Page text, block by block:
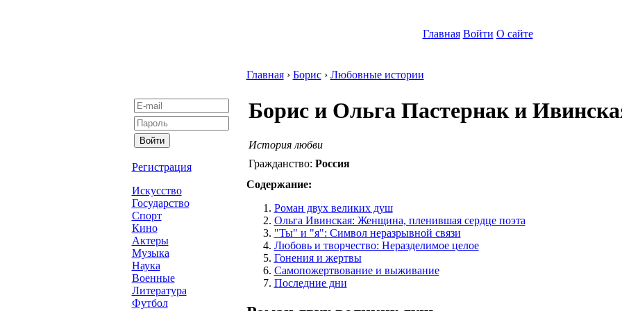
Главная Войти О сайте
Регистрация
Искусство
Государство
Спорт
Кино
Актеры
Музыка
Наука
Военные
Литература
Футбол
Главная› Борис› Любовные истории
Борис и Ольга Пастернак и
История любви
Гражданство: Россия
Содержание:
Роман двух великих душ
Ольга Ивинская: Женщина, пленившая сердце поэта
"Ты" и "я": Символ неразрывной связи
Любовь и творчество: Неразделимое целое
Гонения и жертвы
Самопожертвование и выживание
Последние дни